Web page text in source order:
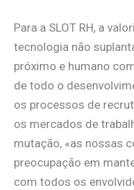
Para a SLOT RH, a
tecnologia não
próximo e humano
de todo o
os processos de
os mercados de
mutação, «as nossas
preocupação em
com todos os